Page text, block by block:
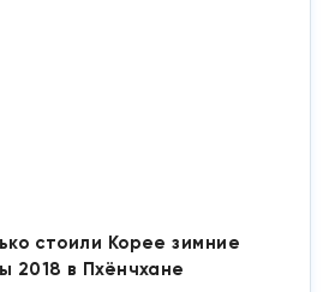
стоили Корее зимние
2018 в Пхёнчхане